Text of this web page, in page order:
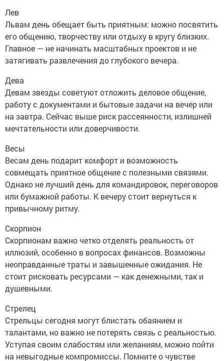
Лев
Львам день обещает быть приятным: можно посвятить
его общению, творчеству или отдыху в кругу близких.
Главное — не начинать масштабных проектов и не
затягивать развлечения до глубокого вечера.
Дева
Девам звезды советуют отложить деловое общение,
работу с документами и бытовые задачи на вечер или
на завтра. Сейчас выше риск рассеянности, излишней
мечтательности или доверчивости.
Весы
Весам день подарит комфорт и возможность
совмещать приятное общение с полезными связями.
Однако не лучший день для командировок, переговоров
или бумажной работы. К вечеру стоит вернуться к
привычному ритму.
Скорпион
Скорпионам важно четко отделять реальность от
иллюзий, особенно в вопросах финансов. Возможны
неоправданные траты и завышенные ожидания. Не
стоит рисковать ресурсами — как денежными, так и
душевными.
Стрелец
Стрельцы сегодня могут блистать обаянием и
талантами, но важно не потерять связь с реальностью.
Уступая своим слабостям или желаниям, можно пойти
на невыгодные компромиссы. Помните о чувстве